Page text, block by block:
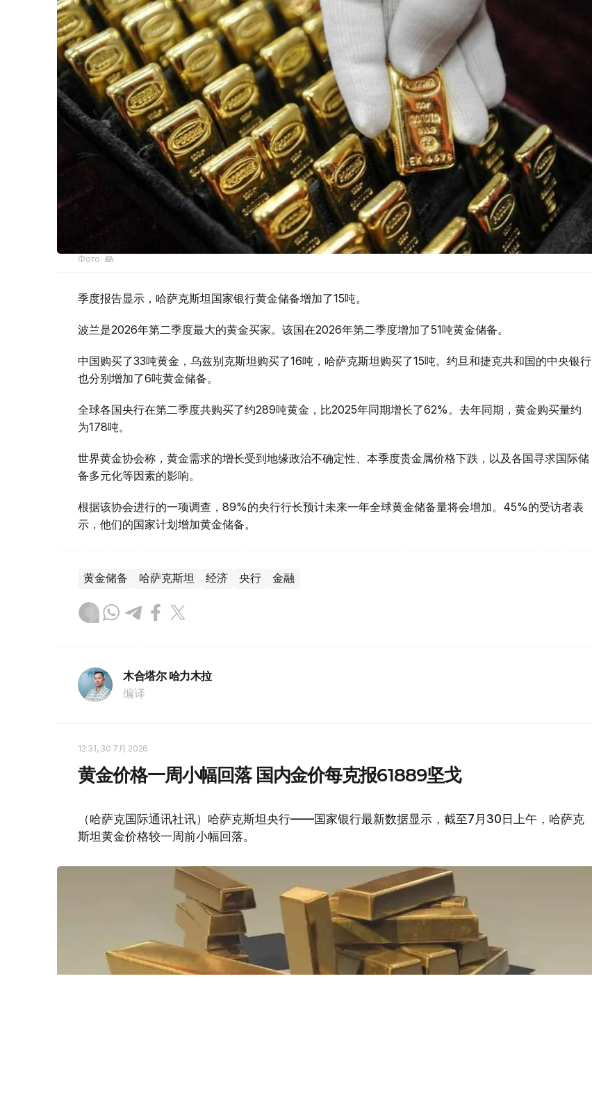
Фото: ӨзА
季度报告显示，哈萨克斯坦国家银行黄金储备增加了15吨。
波兰是2026年第二季度最大的黄金买家。该国在2026年第二季度增加了51吨黄金储备。
中国购买了33吨黄金，乌兹别克斯坦购买了16吨，哈萨克斯坦购买了15吨。约旦和捷克共和国的中央银行
也分别增加了6吨黄金储备。
全球各国央行在第二季度共购买了约289吨黄金，比2025年同期增长了62%。去年同期，黄金购买量约
为178吨。
世界黄金协会称，黄金需求的增长受到地缘政治不确定性、本季度贵金属价格下跌，以及各国寻求国际储
备多元化等因素的影响。
根据该协会进行的一项调查，89%的央行行长预计未来一年全球黄金储备量将会增加。45%的受访者表
示，他们的国家计划增加黄金储备。
黄金储备 哈萨克斯坦 经济 央行 金融
木合塔尔 哈力木拉
编译
12:31, 30 7月 2026
黄金价格一周小幅回落 国内金价每克报61889坚戈
（哈萨克国际通讯社讯）哈萨克斯坦央行——国家银行最新数据显示，截至7月30日上午，哈萨克
斯坦黄金价格较一周前小幅回落。